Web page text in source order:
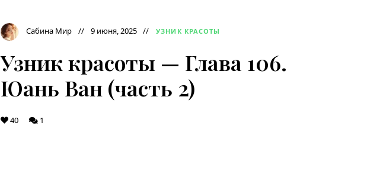
Сабина Мир 9 июня, 2025 УЗНИК КРАСОТЫ
Узник красоты — Глава 106.
Юань Ван (часть 2)
40 1